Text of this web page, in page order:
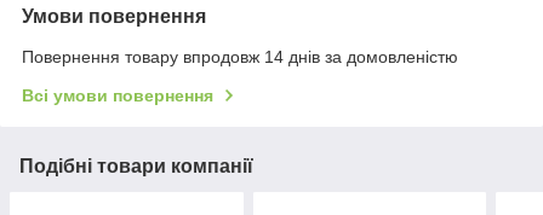
Умови повернення
Повернення товару впродовж 14 днів за домовленістю
Всі умови повернення
Подібні товари компанії